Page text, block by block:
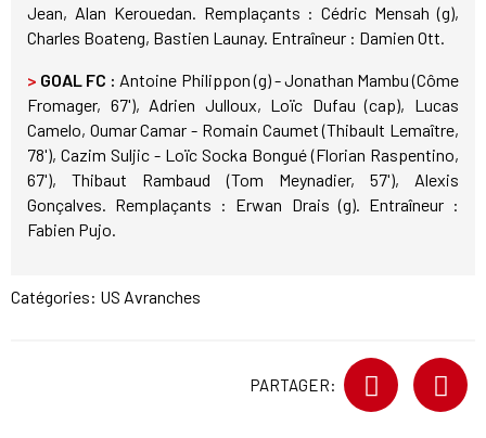
Jean, Alan Kerouedan. Remplaçants : Cédric Mensah (g),
Charles Boateng, Bastien Launay. Entraîneur : Damien Ott.
> GOAL FC : Antoine Philippon (g) - Jonathan Mambu (Côme
Fromager, 67'), Adrien Julloux, Loïc Dufau (cap), Lucas
Camelo, Oumar Camar - Romain Caumet (Thibault Lemaître,
78'), Cazim Suljic - Loïc Socka Bongué (Florian Raspentino,
67'), Thibaut Rambaud (Tom Meynadier, 57'), Alexis
Gonçalves. Remplaçants : Erwan Drais (g). Entraîneur :
Fabien Pujo.
Catégories: US Avranches
PARTAGER: